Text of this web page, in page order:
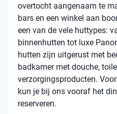
overtocht aangenaam te
bars en een winkel aan
een van de vele huttypes:
binnenhutten tot luxe
hutten zijn uitgerust met
badkamer met douche,
verzorgingsproducten.
kun je bij ons vooraf het
reserveren.